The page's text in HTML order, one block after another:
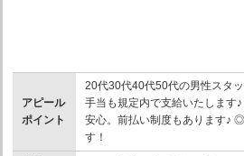
アピール
ポイント
20代30代40代50代の男性スタ
手当も規定内で支給いたします
安心。前払い制度もあります♪
す！